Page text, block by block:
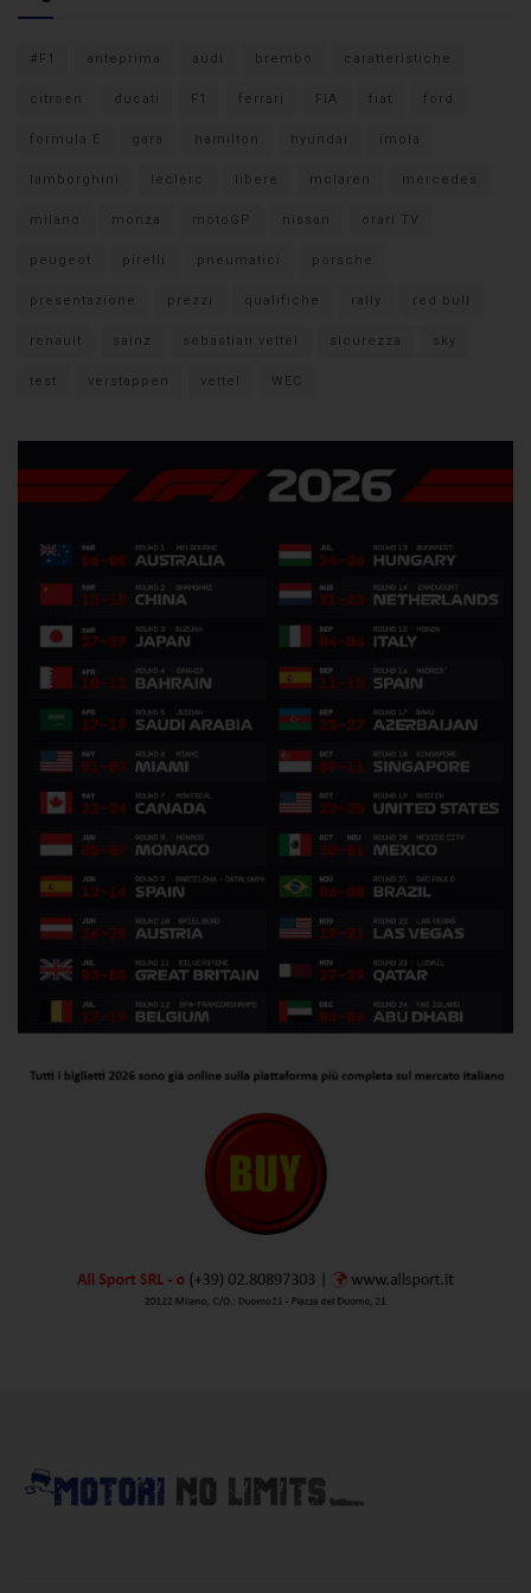
#F1 anteprima audi brembo caratteristiche
citroen ducati F1 ferrari FIA fiat ford
formula E gara hamilton hyundai imola
lamborghini leclerc libere mclaren mercedes
milano monza motoGP nissan orari TV
peugeot pirelli pneumatici porsche
presentazione prezzi qualifiche rally red bull
renault sainz sebastian vettel sicurezza sky
test verstappen vettel WEC